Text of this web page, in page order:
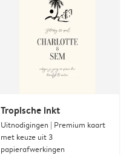
Tropische inkt
Uitnodigingen | Premium kaart
met keuze uit 3
papierafwerkingen